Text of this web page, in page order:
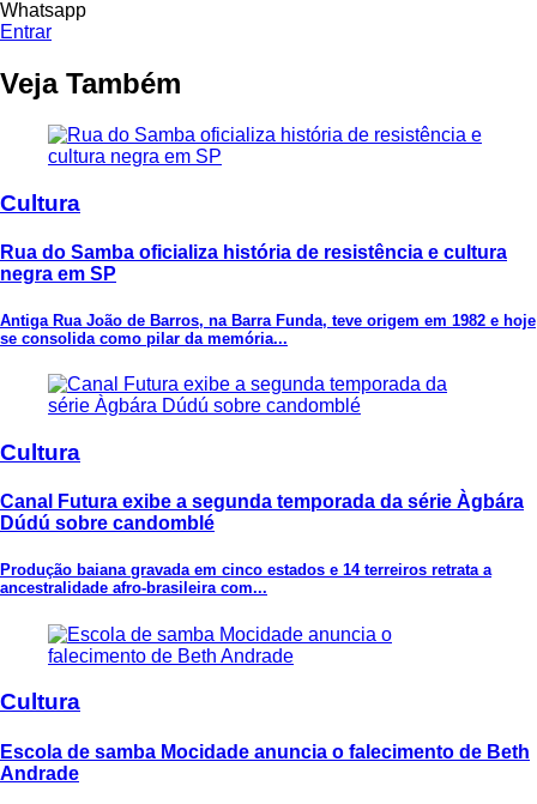
Whatsapp
Entrar
Veja Também
Cultura
Rua do Samba oficializa história de resistência e cultura
negra em SP
Antiga Rua João de Barros, na Barra Funda, teve origem em 1982 e hoje
se consolida como pilar da memória...
Cultura
Canal Futura exibe a segunda temporada da série Àgbára
Dúdú sobre candomblé
Produção baiana gravada em cinco estados e 14 terreiros retrata a
ancestralidade afro-brasileira com...
Cultura
Escola de samba Mocidade anuncia o falecimento de Beth
Andrade